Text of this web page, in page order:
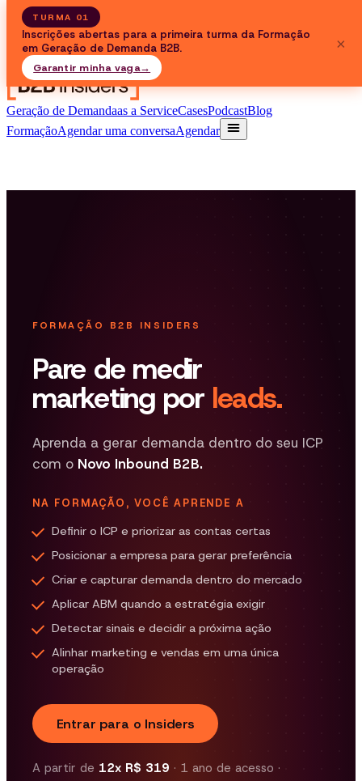
TURMA 01
Inscrições abertas para a primeira turma da Formação
em Geração de Demanda B2B.
Garantir minha vaga→
×
Geração de Demandaas a ServiceCasesPodcastBlog
FormaçãoAgendar uma conversaAgendar
FORMAÇÃO B2B INSIDERS
Pare de medir
marketing por leads.
Aprenda a gerar demanda dentro do seu ICP
com o Novo Inbound B2B.
NA FORMAÇÃO, VOCÊ APRENDE A
Definir o ICP e priorizar as contas certas
Posicionar a empresa para gerar preferência
Criar e capturar demanda dentro do mercado
Aplicar ABM quando a estratégia exigir
Detectar sinais e decidir a próxima ação
Alinhar marketing e vendas em uma única
operação
Entrar para o Insiders
A partir de 12x R$ 319 · 1 ano de acesso ·